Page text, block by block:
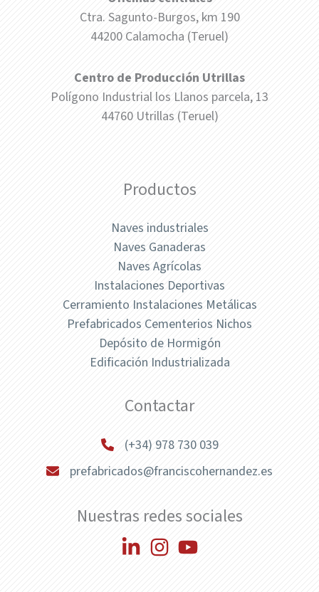
Ctra. Sagunto-Burgos, km 190
44200 Calamocha (Teruel)
Centro de Producción Utrillas
Polígono Industrial los Llanos parcela, 13
44760 Utrillas (Teruel)
Productos
Naves industriales
Naves Ganaderas
Naves Agrícolas
Instalaciones Deportivas
Cerramiento Instalaciones Metálicas
Prefabricados Cementerios Nichos
Depósito de Hormigón
Edificación Industrializada
Contactar
(+34) 978 730 039
prefabricados@franciscohernandez.es
Nuestras redes sociales